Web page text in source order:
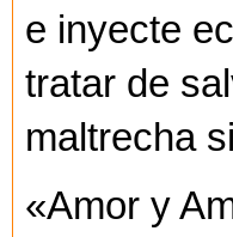
e inyecte
tratar de
maltrecha
«Amor y